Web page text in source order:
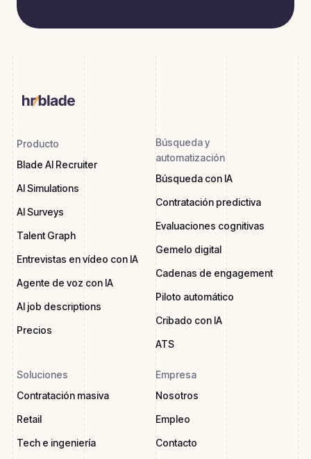
Producto
Blade AI Recruiter
AI Simulations
AI Surveys
Talent Graph
Entrevistas en vídeo con IA
Agente de voz con IA
AI job descriptions
Precios
Búsqueda y
automatización
Búsqueda con IA
Contratación predictiva
Evaluaciones cognitivas
Gemelo digital
Cadenas de engagement
Piloto automático
Cribado con IA
ATS
Soluciones
Contratación masiva
Retail
Tech e ingeniería
Empresa
Nosotros
Empleo
Contacto